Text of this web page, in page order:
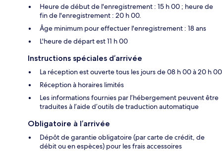
Heure de début de l'enregistrement : 15 h 00 ; heure de
fin de l'enregistrement : 20 h 00.
Âge minimum pour effectuer l'enregistrement : 18 ans
L'heure de départ est 11 h 00
Instructions spéciales d’arrivée
La réception est ouverte tous les jours de 08 h 00 à 20 h 00
Réception à horaires limités
Les informations fournies par l’hébergement peuvent être
traduites à l’aide d’outils de traduction automatique
Obligatoire à l’arrivée
Dépôt de garantie obligatoire (par carte de crédit, de
débit ou en espèces) pour les frais accessoires